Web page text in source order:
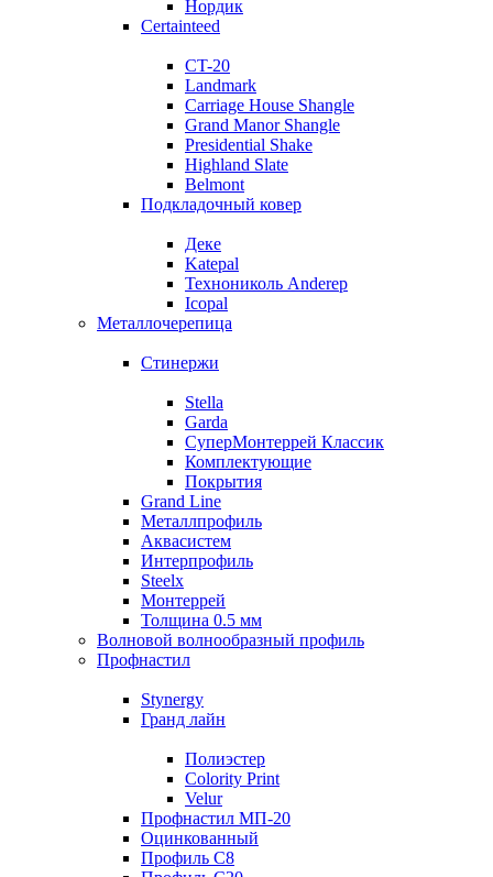
Нордик
Certainteed
CT-20
Landmark
Carriage House Shangle
Grand Manor Shangle
Presidential Shake
Highland Slate
Belmont
Подкладочный ковер
Деке
Katepal
Технониколь Anderep
Icopal
Металлочерепица
Стинержи
Stella
Garda
СуперМонтеррей Классик
Комплектующие
Покрытия
Grand Line
Металлпрофиль
Аквасистем
Интерпрофиль
Steelx
Монтеррей
Толщина 0.5 мм
Волновой волнообразный профиль
Профнастил
Stynergy
Гранд лайн
Полиэстер
Colority Print
Velur
Профнастил МП-20
Оцинкованный
Профиль С8